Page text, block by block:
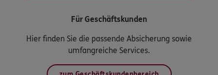
Für Geschäftskunden
Hier finden Sie die passende Absicherung sowie
umfangreiche Services.